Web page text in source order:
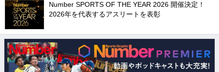
Number SPORTS OF THE YEAR 2026 開催決定！
2026年を代表するアスリートを表彰